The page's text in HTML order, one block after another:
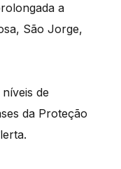
a
São Jorge,
de
da Proteção